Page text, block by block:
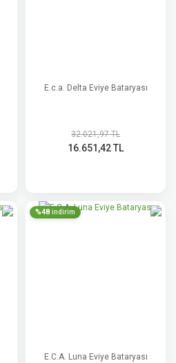
E.c.a. Delta Eviye Bataryası
32.021,97 TL
16.651,42 TL
%48 indirim
E.C.A. Luna Eviye Bataryası